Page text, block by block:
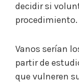
decidir si
procedimiento.
Vanos serían
partir de
que vulneren